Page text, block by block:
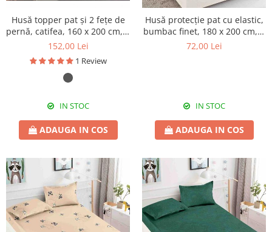
Husă topper pat și 2 fețe de
pernă, catifea, 160 x 200 cm, 3
piese, HPP79
152,00 Lei
1 Review
IN STOC
ADAUGA IN COS
Husă protecție pat cu elastic,
bumbac finet, 180 x 200 cm, 3
piese, HPP45
72,00 Lei
IN STOC
ADAUGA IN COS